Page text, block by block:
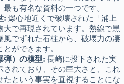
も有名な資料の一つです。
: 爆心地近くで破壊された「浦上
大で再現されています。熱線で黒
風でずれた石柱から、破壊力の凄
ができます。
弾）の模型: 長崎に投下された実
されており、その巨大さと、これ
たという事実を直視することにな